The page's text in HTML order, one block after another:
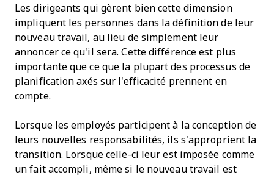
Les dirigeants qui gèrent bien cette dimension
impliquent les personnes dans la définition de leur
nouveau travail, au lieu de simplement leur
annoncer ce qu'il sera. Cette différence est plus
importante que ce que la plupart des processus de
planification axés sur l'efficacité prennent en
compte.
Lorsque les employés participent à la conception de
leurs nouvelles responsabilités, ils s’approprient la
transition. Lorsque celle-ci leur est imposée comme
un fait accompli, même si le nouveau travail est